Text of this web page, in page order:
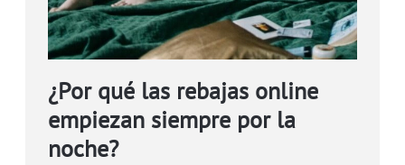
¿Por qué las rebajas online
empiezan siempre por la
noche?